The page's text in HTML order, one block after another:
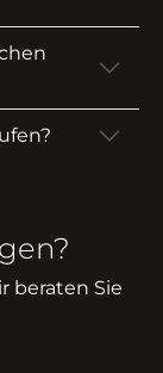
beraten Sie